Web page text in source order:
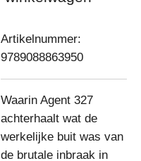
Artikelnummer:
9789088863950
Waarin Agent 327
achterhaalt wat de
werkelijke buit was van
de brutale inbraak in